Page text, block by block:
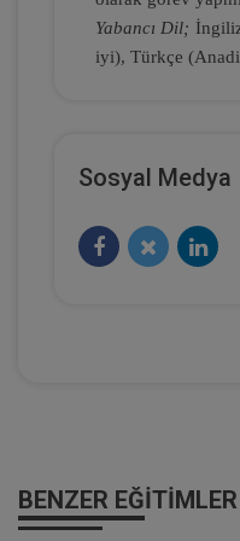
360 TL
360 TL
Yabancı Dil;
iyi), Türkçe
Sosyal Medya
BENZER EĞITIMLER